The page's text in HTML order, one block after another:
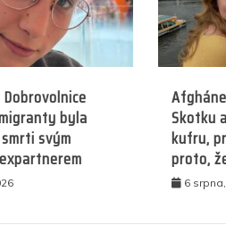
byla
svým
Skotku
kufru,
proto,
6